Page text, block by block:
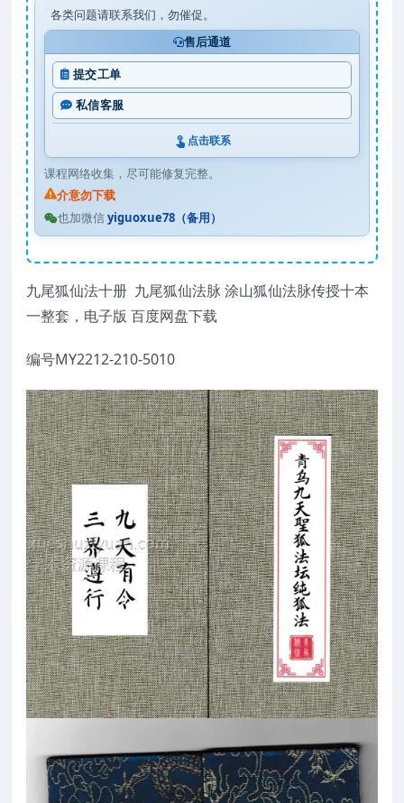
各类问题请联系我们，勿催促。
售后通道
提交工单
私信客服
点击联系
课程网络收集，尽可能修复完整。
介意勿下载
也加微信yiguoxue78（备用）
九尾狐仙法十册 九尾狐仙法脉 涂山狐仙法脉传授十本
一整套，电子版 百度网盘下载
编号MY2212-210-5010